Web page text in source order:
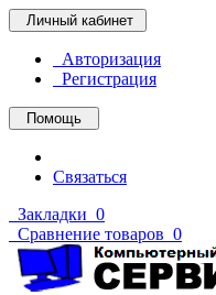
Личный кабинет
Авторизация
Регистрация
Помощь
Связаться
Закладки 0
Сравнение товаров 0